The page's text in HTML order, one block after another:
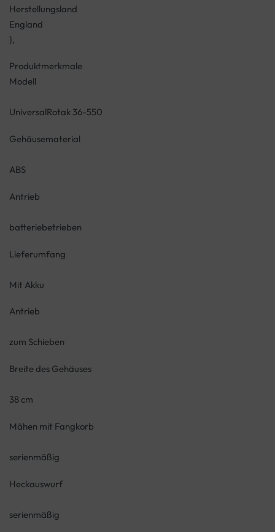
Herstellungsland
England
},
Produktmerkmale
Modell
UniversalRotak 36-550
Gehäusematerial
ABS
Antrieb
batteriebetrieben
Lieferumfang
Mit Akku
Antrieb
zum Schieben
Breite des Gehäuses
38 cm
Mähen mit Fangkorb
serienmäßig
Heckauswurf
serienmäßig